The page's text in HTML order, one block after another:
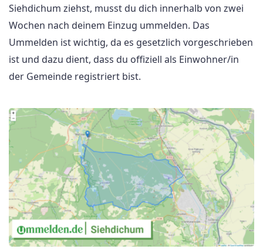
Siehdichum ziehst, musst du dich innerhalb von zwei
Wochen nach deinem Einzug ummelden. Das
Ummelden ist wichtig, da es gesetzlich vorgeschrieben
ist und dazu dient, dass du offiziell als Einwohner/in
der Gemeinde registriert bist.